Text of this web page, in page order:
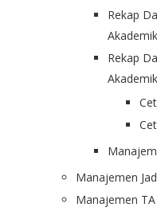
Rekap
Rekap
Manajemen
Manajemen